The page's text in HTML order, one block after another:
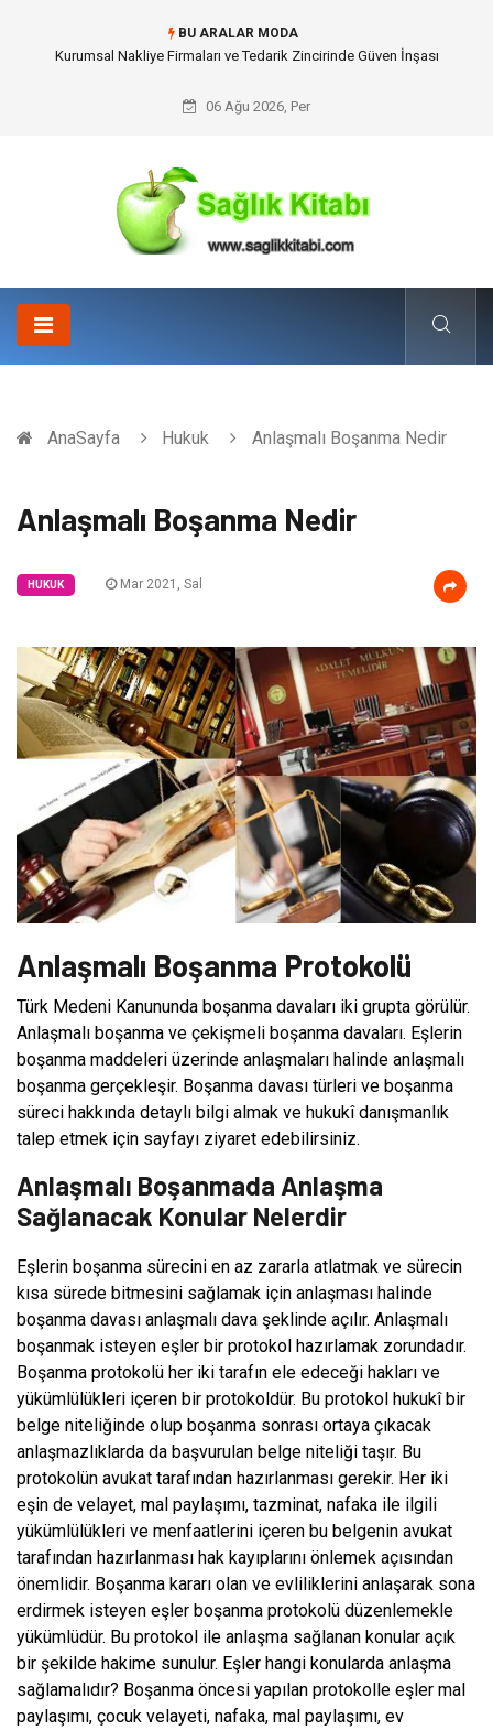
BU ARALAR MODA
Dalaman Kalkan Transfer: Kişiselleştirilmiş Hizmet Ve Uç Nokta Konforu
06 Ağu 2026, Per
AnaSayfa Hukuk Anlaşmalı Boşanma Nedir
Anlaşmalı Boşanma Nedir
HUKUK Mar 2021, Sal
Anlaşmalı Boşanma Protokolü
Türk Medeni Kanununda boşanma davaları iki grupta görülür.
Anlaşmalı boşanma ve çekişmeli boşanma davaları. Eşlerin
boşanma maddeleri üzerinde anlaşmaları halinde anlaşmalı
boşanma gerçekleşir. Boşanma davası türleri ve boşanma
süreci hakkında detaylı bilgi almak ve hukukî danışmanlık
talep etmek için sayfayı ziyaret edebilirsiniz.
Anlaşmalı Boşanmada Anlaşma
Sağlanacak Konular Nelerdir
Eşlerin boşanma sürecini en az zararla atlatmak ve sürecin
kısa sürede bitmesini sağlamak için anlaşması halinde
boşanma davası anlaşmalı dava şeklinde açılır. Anlaşmalı
boşanmak isteyen eşler bir protokol hazırlamak zorundadır.
Boşanma protokolü her iki tarafın ele edeceği hakları ve
yükümlülükleri içeren bir protokoldür. Bu protokol hukukî bir
belge niteliğinde olup boşanma sonrası ortaya çıkacak
anlaşmazlıklarda da başvurulan belge niteliği taşır. Bu
protokolün avukat tarafından hazırlanması gerekir. Her iki
eşin de velayet, mal paylaşımı, tazminat, nafaka ile ilgili
yükümlülükleri ve menfaatlerini içeren bu belgenin avukat
tarafından hazırlanması hak kayıplarını önlemek açısından
önemlidir. Boşanma kararı olan ve evliliklerini anlaşarak sona
erdirmek isteyen eşler boşanma protokolü düzenlemekle
yükümlüdür. Bu protokol ile anlaşma sağlanan konular açık
bir şekilde hakime sunulur. Eşler hangi konularda anlaşma
sağlamalıdır? Boşanma öncesi yapılan protokolle eşler mal
paylaşımı, çocuk velayeti, nafaka, mal paylaşımı, ev